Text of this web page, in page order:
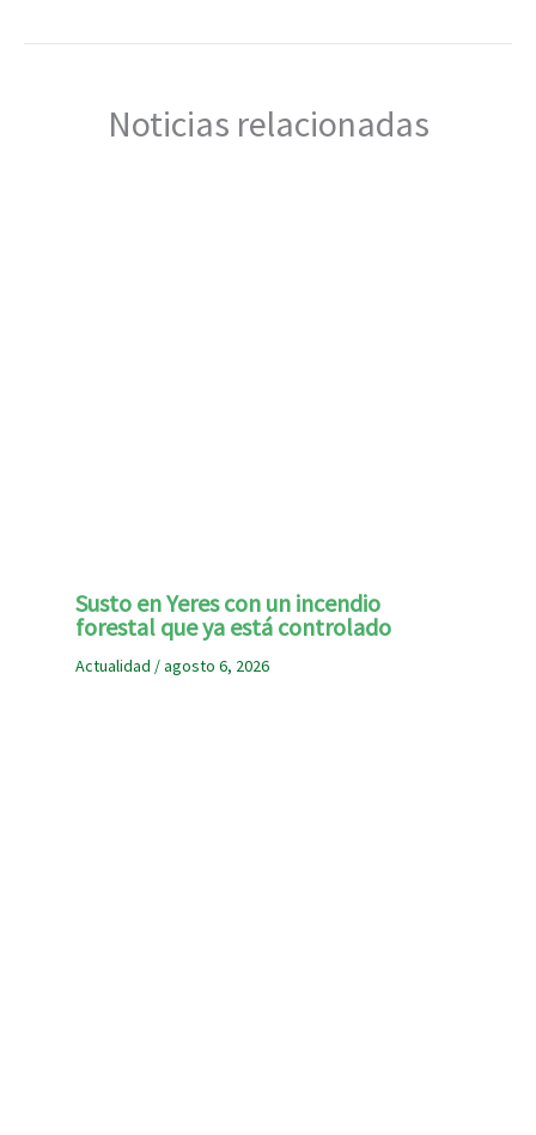
Noticias relacionadas
Susto en Yeres con un incendio
forestal que ya está controlado
Actualidad /agosto 6, 2026